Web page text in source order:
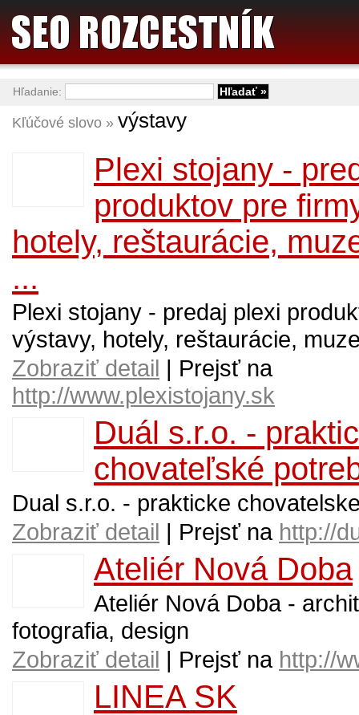
Kľúčové slovo » výstavy
Plexi stojany -
produktov pre
hotely, reštaurácie,
...
Plexi stojany - predaj plexi
výstavy, hotely, reštaurácie,
Zobraziť detail | Prejsť na
http://www.plexistojany.sk
Duál s.r.o. -
chovateľské
Dual s.r.o. - prakticke
Zobraziť detail | Prejsť na http://
Ateliér Nová Doba
Ateliér Nová Doba -
fotografia, design
Zobraziť detail | Prejsť na http://
LINEA SK
Hľadanie: